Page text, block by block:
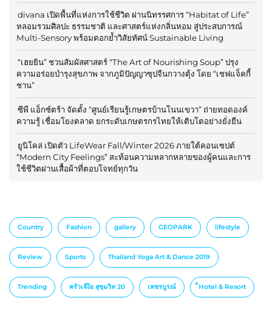
divana เปิดพื้นที่แห่งการใช้ชีวิต ผ่านนิทรรศการ “Habitat of Life”
หลอมรวมศิลปะ ธรรมชาติ และศาสตร์แห่งกลิ่นหอม สู่ประสบการณ์
Multi-Sensory พร้อมตอกย้ำวิสัยทัศน์ Sustainable Living
“เฮยยิน” ชวนสัมผัสศาสตร์ “The Art of Nourishing Soup” ปรุง
ความอร่อยบำรุงสุขภาพ จากภูมิปัญญาซุปจีนกวางตุ้ง โดย “เชฟแจ็คกี้
ชาน”
ซีพี แอ็กซ์ตร้า จัดตั้ง “ศูนย์เรียนรู้เกษตรบ้านโนนเขวา” ถ่ายทอดองค์
ความรู้ เชื่อมโยงตลาด ยกระดับเกษตรกรไทยให้เติบโตอย่างยั่งยืน
ยูนิโคล่ เปิดตัว LifeWear Fall/Winter 2026 ภายใต้คอนเซปต์
“Modern City Feelings” สะท้อนความหลากหลายของผู้คนและการ
ใช้ชีวิตผ่านเสื้อผ้าที่ตอบโจทย์ทุกวัน
Country Fashion gallery GEOPARK lifestyle
Review Sports Thailand Yoga Art & Dance 2019
Trending ครัวเจ๊ง้อ สุขุมวิท 20 เพชรบูรณ์ ็Hotel & Resort